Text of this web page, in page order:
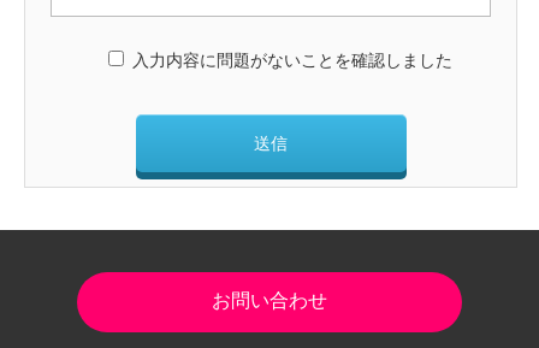
入力内容に問題がないことを確認しました
お問い合わせ